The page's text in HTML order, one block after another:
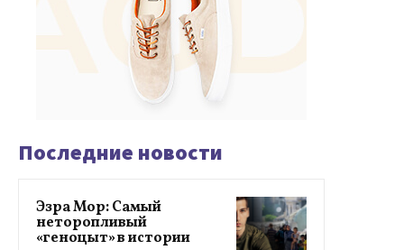
Последние новости
Эзра Мор: Самый
неторопливый
«геноцыт» в истории